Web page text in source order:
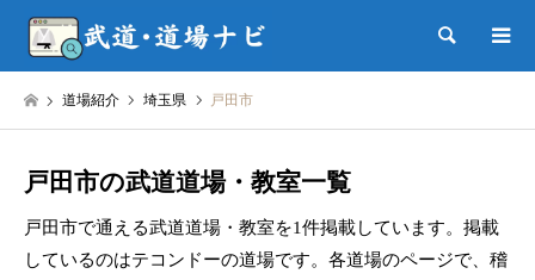
検索
道場紹介 埼玉県 戸田市
戸田市の武道道場・教室一覧
戸田市で通える武道道場・教室を1件掲載しています。掲載
しているのはテコンドーの道場です。各道場のページで、稽